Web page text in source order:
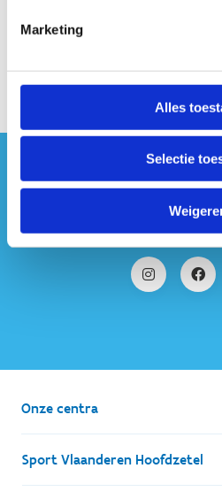
Marketing
Alles
Selectie
ook op
Onze centra
Sport Vlaanderen Hoofdzetel